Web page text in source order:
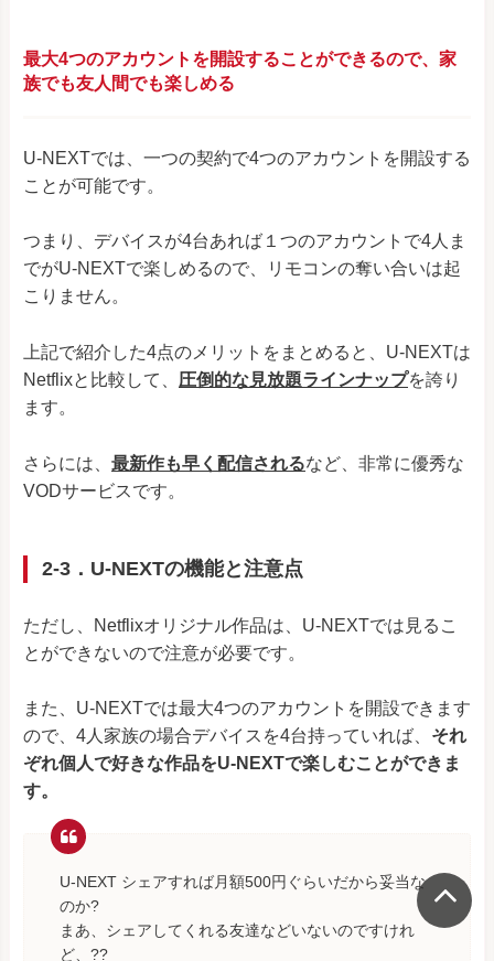
最大4つのアカウントを開設することができるので、家
族でも友人間でも楽しめる
U-NEXTでは、一つの契約で4つのアカウントを開設する
ことが可能です。
つまり、デバイスが4台あれば１つのアカウントで4人ま
でがU-NEXTで楽しめるので、リモコンの奪い合いは起
こりません。
上記で紹介した4点のメリットをまとめると、U-NEXTは
Netflixと比較して、 圧倒的な見放題ラインナップを誇り
ます。
さらには、 最新作も早く配信されるなど 、非常に優秀な
VODサービスです。
2-3．U-NEXTの機能と注意点
ただし、Netflixオリジナル作品は、U-NEXTでは見るこ
とができないので注意が必要です。
また、U-NEXTでは最大4つのアカウントを開設できます
ので、4人家族の場合デバイスを4台持っていれば、 それ
ぞれ個人で好きな作品をU-NEXTで楽しむことができま
す。
U-NEXT シェアすれば月額500円ぐらいだから妥当な
のか?
まあ、シェアしてくれる友達などいないのですけれ
ど、??